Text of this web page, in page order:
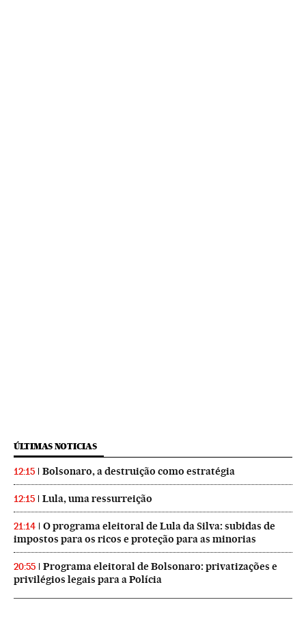
ÚLTIMAS NOTICIAS
12:15 Bolsonaro, a destruição como estratégia
12:15 Lula, uma ressurreição
21:14
O programa eleitoral de Lula da Silva: subidas de
impostos para os ricos e proteção para as minorias
20:55
Programa eleitoral de Bolsonaro: privatizações e
privilégios legais para a Polícia